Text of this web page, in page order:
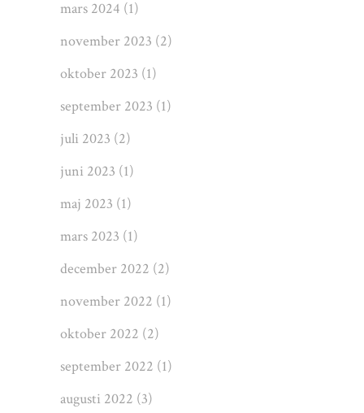
mars 2024 (1)
november 2023 (2)
oktober 2023 (1)
september 2023 (1)
juli 2023 (2)
juni 2023 (1)
maj 2023 (1)
mars 2023 (1)
december 2022 (2)
november 2022 (1)
oktober 2022 (2)
september 2022 (1)
augusti 2022 (3)